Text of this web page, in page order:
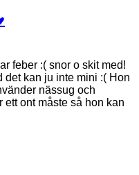
feber :( snor o skit med!
det kan ju inte mini :( Hon
nässug och
ett ont måste så hon kan